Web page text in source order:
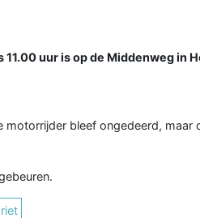
uur is op de Middenweg in
motorrijder bleef ongedeerd, maar